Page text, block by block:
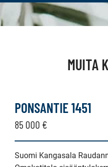
MUITA
PONSANTIE 1451
85 000 €
Suomi Kangasala